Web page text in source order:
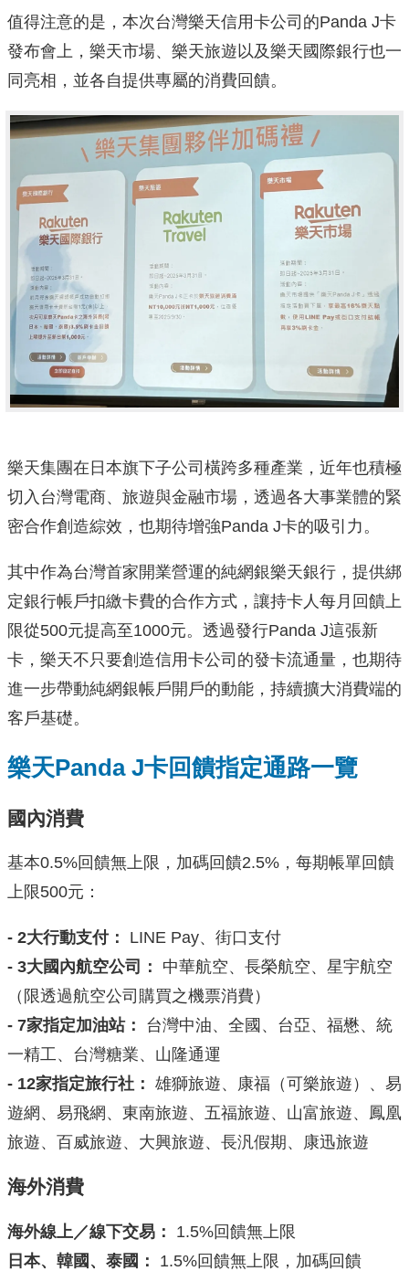
值得注意的是，本次台灣樂天信用卡公司的Panda J卡
發布會上，樂天市場、樂天旅遊以及樂天國際銀行也一
同亮相，並各自提供專屬的消費回饋。
樂天集團在日本旗下子公司橫跨多種產業，近年也積極
切入台灣電商、旅遊與金融市場，透過各大事業體的緊
密合作創造綜效，也期待增強Panda J卡的吸引力。
其中作為台灣首家開業營運的純網銀樂天銀行，提供綁
定銀行帳戶扣繳卡費的合作方式，讓持卡人每月回饋上
限從500元提高至1000元。透過發行Panda J這張新
卡，樂天不只要創造信用卡公司的發卡流通量，也期待
進一步帶動純網銀帳戶開戶的動能，持續擴大消費端的
客戶基礎。
樂天Panda J卡回饋指定通路一覽
國內消費
基本0.5%回饋無上限，加碼回饋2.5%，每期帳單回饋
上限500元：
- 2大行動支付：
LINE Pay、街口支付
- 3大國內航空公司：
中華航空、長榮航空、星宇航空
（限透過航空公司購買之機票消費）
- 7家指定加油站：
台灣中油、全國、台亞、福懋、統
一精工、台灣糖業、山隆通運
- 12家指定旅行社： 雄獅旅遊、康福（可樂旅遊）、易
遊網、易飛網、東南旅遊、五福旅遊、山富旅遊、鳳凰
旅遊、百威旅遊、大興旅遊、長汎假期、康迅旅遊
海外消費
海外線上／線下交易：
1.5%回饋無上限
日本、韓國、泰國：
1.5%回饋無上限，加碼回饋